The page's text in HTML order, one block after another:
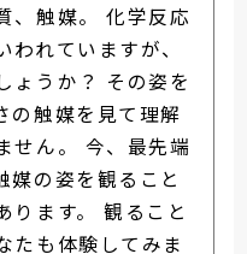
、触媒。 化学反応
れていますが、
ょうか？ その姿を
の触媒を見て理解
せん。 今、最先端
媒の姿を観ること
ります。 観ること
たも体験してみま